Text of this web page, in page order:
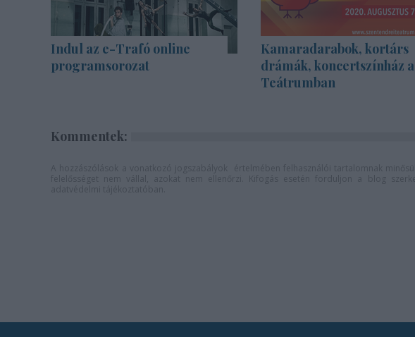
Indul az e-Trafó online
programsorozat
Kamaradarabok, kortárs
drámák, koncertszínház a
Teátrumban
Kommentek: